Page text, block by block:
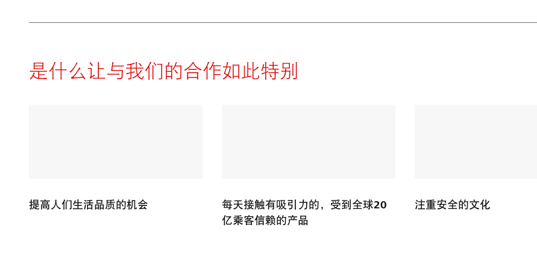
是什么让与我们的合作如此特别
提高人们生活品质的机会
每天接触有吸引力的，受到全球20
亿乘客信赖的产品
注重安全的文化